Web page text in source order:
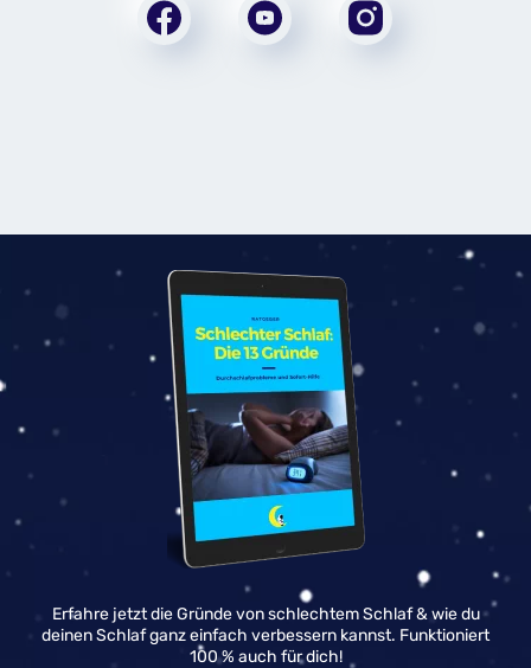
Erfahre jetzt die Gründe von schlechtem Schlaf & wie du
deinen Schlaf ganz einfach verbessern kannst. Funktioniert
100 % auch für dich!